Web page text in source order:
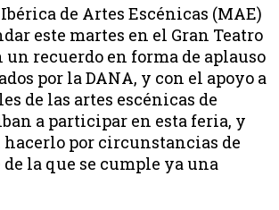
de Artes Escénicas (MAE)
este martes en el Gran Teatro
un recuerdo en forma de aplauso
por la DANA, y con el apoyo a
de las artes escénicas de
a participar en esta feria, y
hacerlo por circunstancias de
la que se cumple ya una